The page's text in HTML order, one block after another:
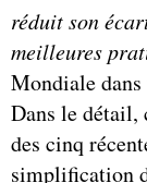
réduit son
meilleures
Mondiale
Dans le détail,
des cinq
simplification